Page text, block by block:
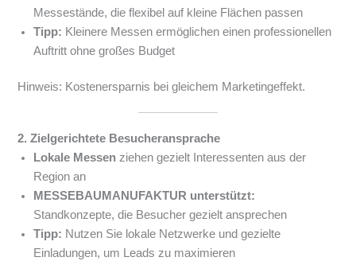
Messestände, die flexibel auf kleine Flächen passen
Tipp: Kleinere Messen ermöglichen einen professionellen
Auftritt ohne großes Budget
Hinweis: Kostenersparnis bei gleichem Marketingeffekt.
2. Zielgerichtete Besucheransprache
Lokale Messen ziehen gezielt Interessenten aus der
Region an
MESSEBAUMANUFAKTUR unterstützt:
Standkonzepte, die Besucher gezielt ansprechen
Tipp: Nutzen Sie lokale Netzwerke und gezielte
Einladungen, um Leads zu maximieren